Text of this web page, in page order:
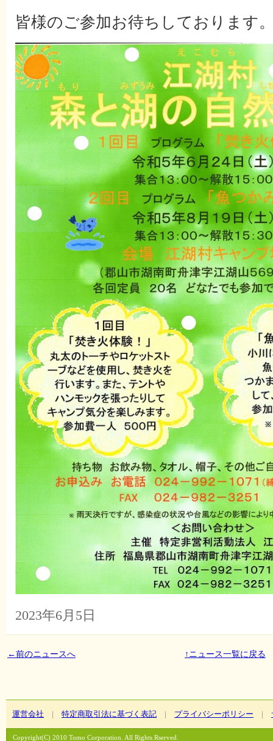
皆様のご参加お待ちしております
2023年6月5日
←前のニュースへ ↑ニュース一覧に戻る
運営会社 特定商取引法に基づく表記 プライバシーポリシー
Copyright(C) 2010 Tomo Corporation. All Rights Rserved.